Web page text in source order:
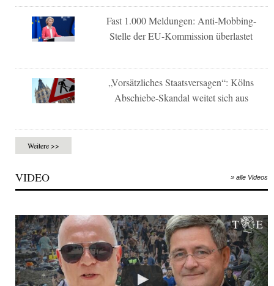
Fast 1.000 Meldungen: Anti-Mobbing-
Stelle der EU-Kommission überlastet
„Vorsätzliches Staatsversagen“: Kölns
Abschiebe-Skandal weitet sich aus
Weitere >>
VIDEO » alle Videos